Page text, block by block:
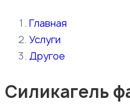
Главная
Услуги
Другое
Силикагель